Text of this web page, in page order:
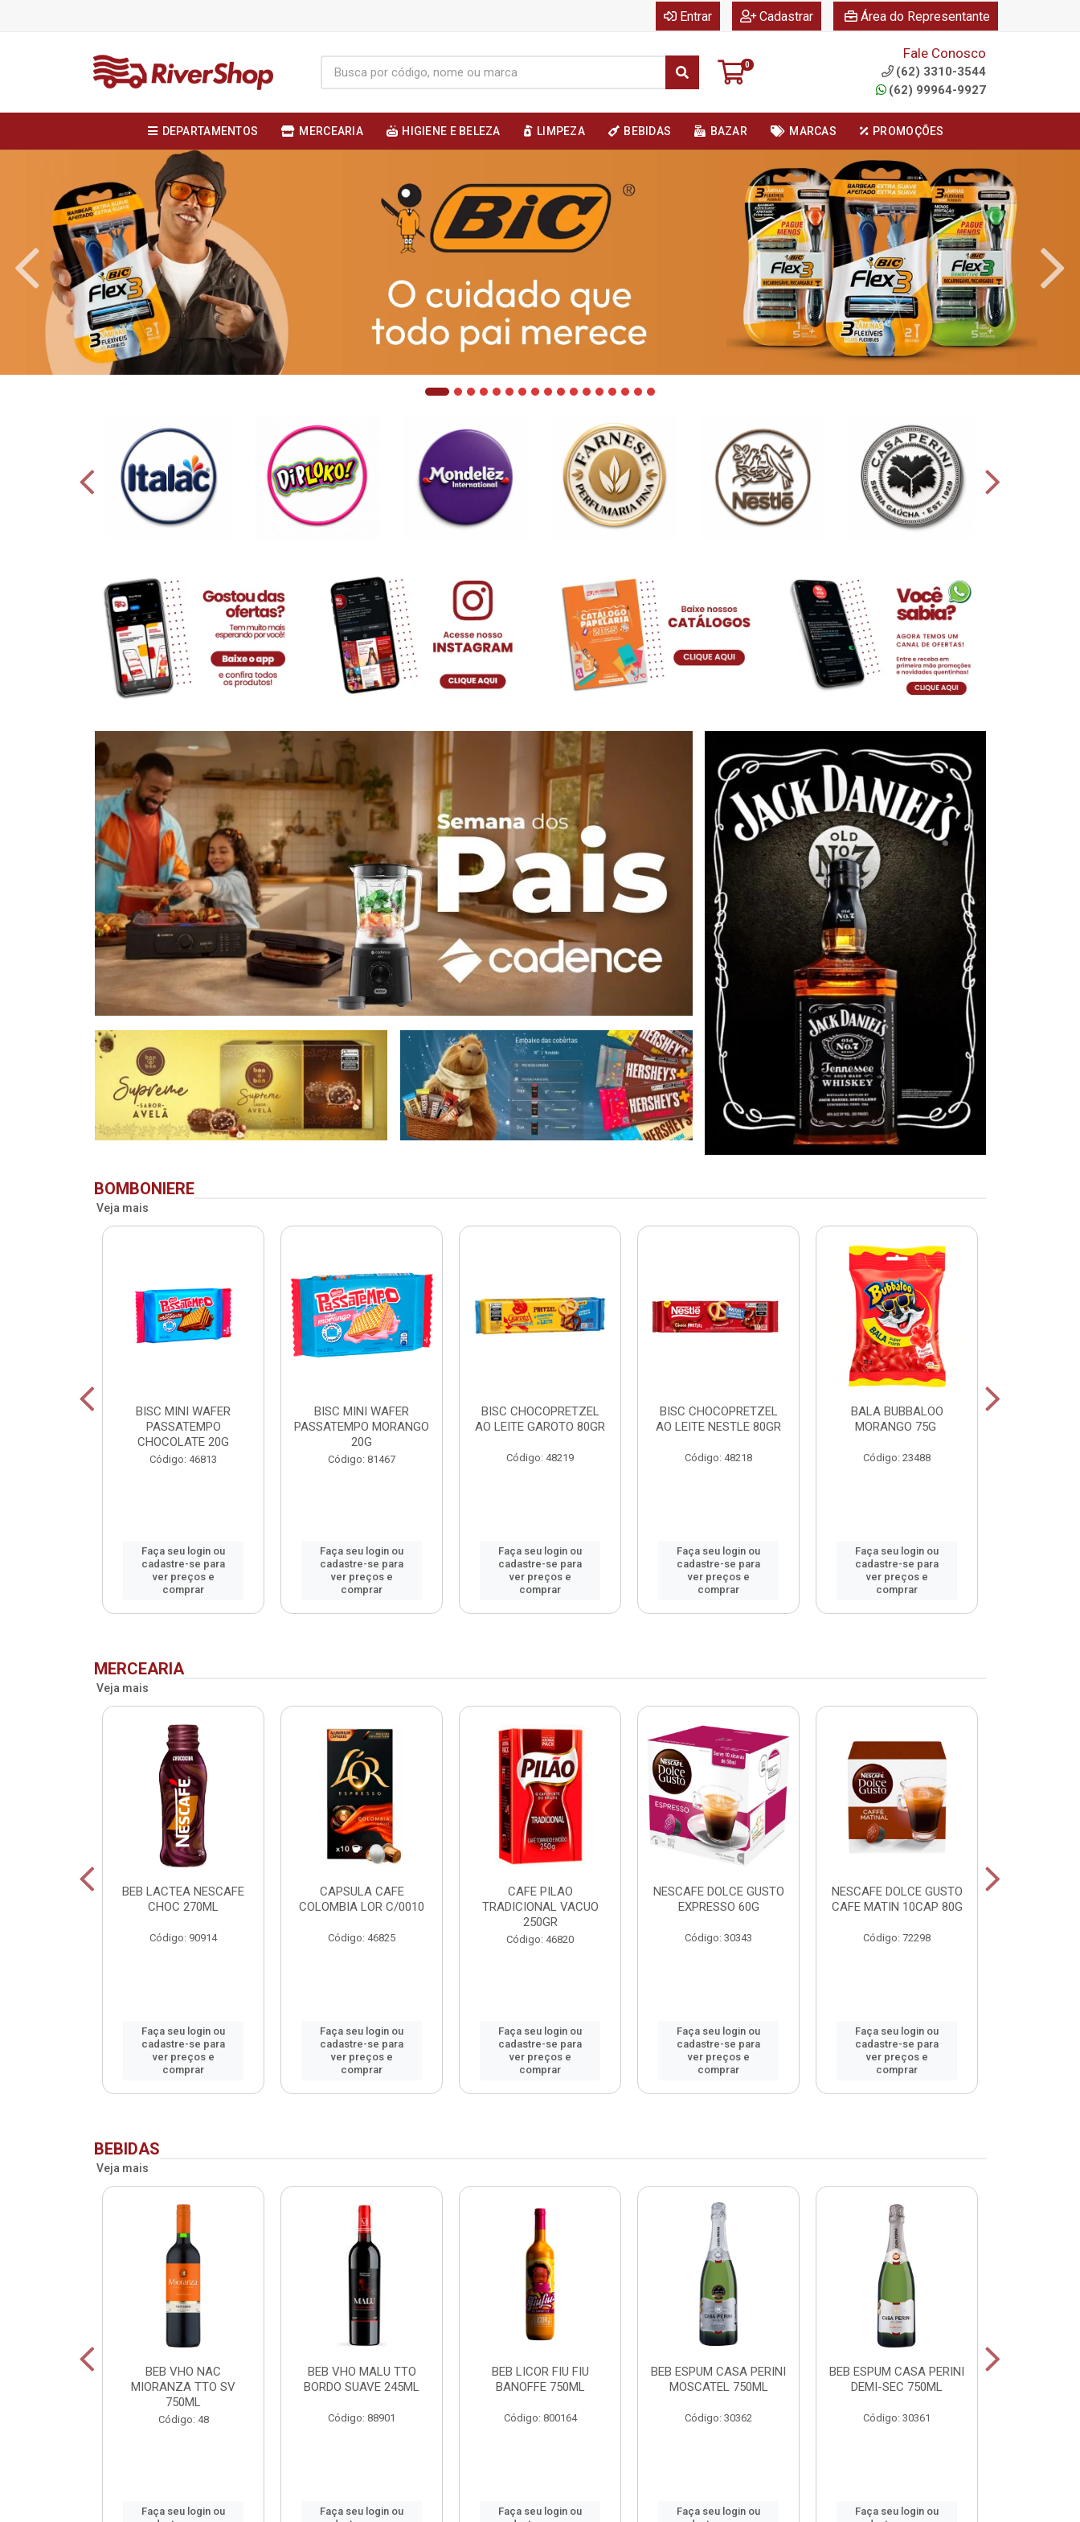
Entrar Cadastrar Área do Representante
0
Fale Conosco
(62) 3310-3544
(62) 99964-9927
DEPARTAMENTOS MERCEARIA HIGIENE E BELEZA LIMPEZA BEBIDAS BAZAR MARCAS PROMOÇÕES
BOMBONIERE
Veja mais
BISC MINI WAFER
PASSATEMPO
CHOCOLATE 20G
Código: 46813
Faça seu login ou
cadastre-se para
ver preços e
comprar
BISC MINI WAFER
PASSATEMPO MORANGO
20G
Código: 81467
Faça seu login ou
cadastre-se para
ver preços e
comprar
BISC CHOCOPRETZEL
AO LEITE GAROTO 80GR
Código: 48219
Faça seu login ou
cadastre-se para
ver preços e
comprar
BISC CHOCOPRETZEL
AO LEITE NESTLE 80GR
Código: 48218
Faça seu login ou
cadastre-se para
ver preços e
comprar
BALA BUBBALOO
MORANGO 75G
Código: 23488
Faça seu login ou
cadastre-se para
ver preços e
comprar
MERCEARIA
Veja mais
BEB LACTEA NESCAFE
CHOC 270ML
Código: 90914
Faça seu login ou
cadastre-se para
ver preços e
comprar
CAPSULA CAFE
COLOMBIA LOR C/0010
Código: 46825
Faça seu login ou
cadastre-se para
ver preços e
comprar
CAFE PILAO
TRADICIONAL VACUO
250GR
Código: 46820
Faça seu login ou
cadastre-se para
ver preços e
comprar
NESCAFE DOLCE GUSTO
EXPRESSO 60G
Código: 30343
Faça seu login ou
cadastre-se para
ver preços e
comprar
NESCAFE DOLCE GUSTO
CAFE MATIN 10CAP 80G
Código: 72298
Faça seu login ou
cadastre-se para
ver preços e
comprar
BEBIDAS
Veja mais
BEB VHO NAC
MIORANZA TTO SV
750ML
Código: 48
Faça seu login ou
BEB VHO MALU TTO
BORDO SUAVE 245ML
Código: 88901
Faça seu login ou
BEB LICOR FIU FIU
BANOFFE 750ML
Código: 800164
Faça seu login ou
BEB ESPUM CASA PERINI
MOSCATEL 750ML
Código: 30362
Faça seu login ou
BEB ESPUM CASA PERINI
DEMI-SEC 750ML
Código: 30361
Faça seu login ou